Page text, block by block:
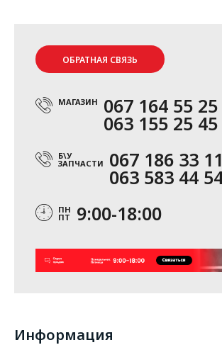
ОБРАТНАЯ СВЯЗЬ
МАГАЗИН 067 164 55 25
063 155 25 45
Б\У
ЗАПЧАСТИ 067 186 33 11
063 583 44
ПН
ПТ 9:00-18:00
Информация